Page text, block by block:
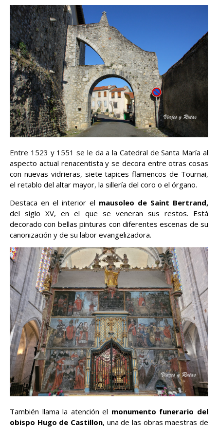
Entre 1523 y 1551 se le da a la Catedral de Santa María al
aspecto actual renacentista y se decora entre otras cosas
con nuevas vidrieras, siete tapices flamencos de Tournai,
el retablo del altar mayor, la sillería del coro o el órgano.
Destaca en el interior el mausoleo de Saint Bertrand,
del siglo XV, en el que se veneran sus restos. Está
decorado con bellas pinturas con diferentes escenas de su
canonización y de su labor evangelizadora.
También llama la atención el monumento funerario del
obispo Hugo de Castillon, una de las obras maestras de